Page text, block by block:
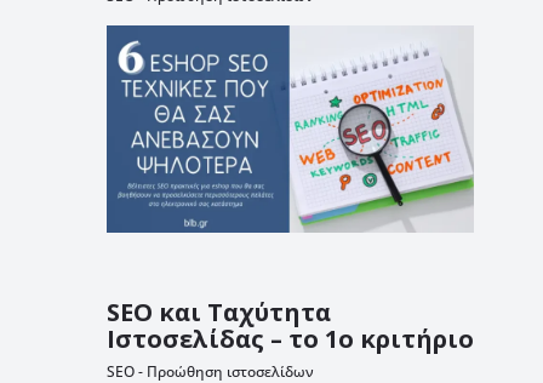
SEO και Ταχύτητα
Ιστοσελίδας – το 1ο κριτήριο
SEO - Προώθηση ιστοσελίδων